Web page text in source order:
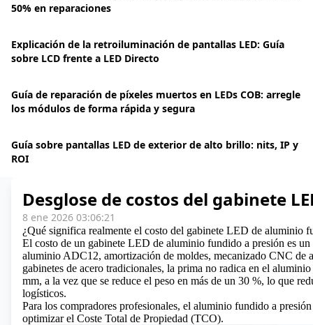
50% en reparaciones
Explicación de la retroiluminación de pantallas LED: Guía
sobre LCD frente a LED Directo
Guía de reparación de píxeles muertos en LEDs COB: arregle
los módulos de forma rápida y segura
Guía sobre pantallas LED de exterior de alto brillo: nits, IP y
ROI
Desglose de costos del gabinete
8 ene 2026 03:06:21
¿Qué significa realmente el costo del gabinete LED de aluminio
El costo de un gabinete LED de aluminio fundido a presión es
aluminio ADC12, amortización de moldes, mecanizado CNC de
gabinetes de acero tradicionales, la prima no radica en el
mm, a la vez que se reduce el peso en más de un 30 %, lo que
logísticos.
Para los compradores profesionales, el aluminio fundido a
optimizar el Coste Total de Propiedad (TCO).